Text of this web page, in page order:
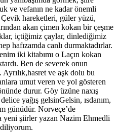
ve vefanın ne kadar önemli
hareketleri, güler yüzü,
akan çimen kokan bir çeşme
içtiğimiz çaylar, dinlediğimiz
hafızamda canlı durmaktadırlar.
iki kitabımı o Laçın kokan
Ben de severek onun
ve aşk dolu bu
umut veren ve yol gösteren
durur. Göy üzüne naxış
yağış gelsinGelsin, ısdanım,
günüdür. Norveçe’de
yeni şiirler yazan Nazim Ehmedli
diliyorum.